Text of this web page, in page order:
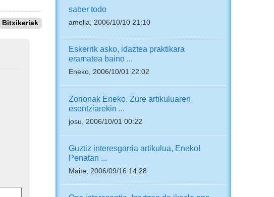
Bitxikeriak
saber todo
amelia, 2006/10/10 21:10
Eskerrik asko, idaztea praktikara
eramatea baino ...
Eneko, 2006/10/01 22:02
Zorionak Eneko. Zure artikuluaren
esentziarekin ...
josu, 2006/10/01 00:22
Guztiz interesgarria artikulua, Eneko!
Penatan ...
Maite, 2006/09/16 14:28